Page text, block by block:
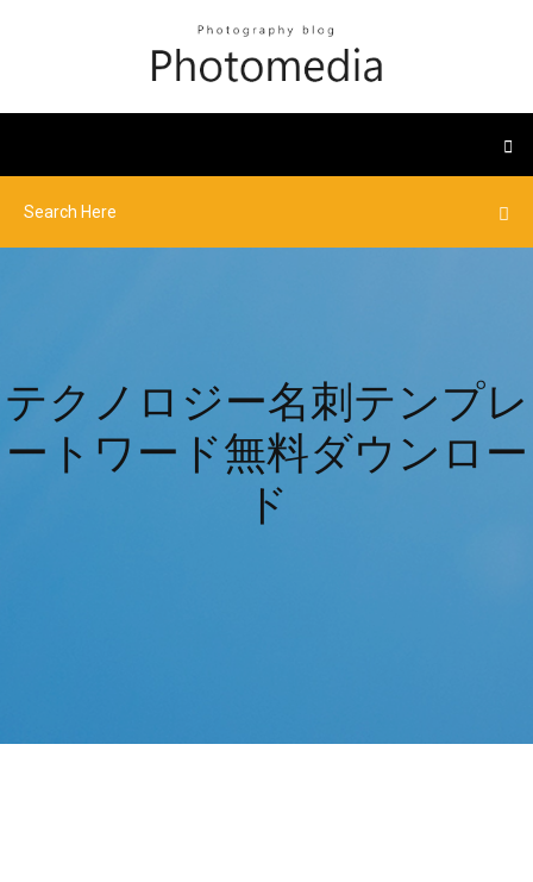
テクノロジー名刺テンプレ
ートワード無料ダウンロー
ド